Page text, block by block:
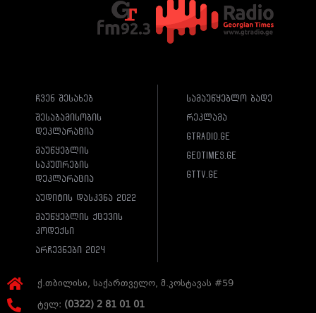
ჩვენ შესახებ
შესაბამისობის
დეკლარაცია
მაუწყებლის
საკუთრების
დეკლარაცია
აუდიტის დასკვნა 2022
მაუწყებლის ქცევის
კოდექსი
არჩევნები 2024
სამაუწყებლო ბადე
რეკლამა
gtradio.ge
geotimes.ge
gttv.ge
ქ.თბილისი, საქართველო, მ.კოსტავას #59
ტელ: (0322) 2 81 01 01